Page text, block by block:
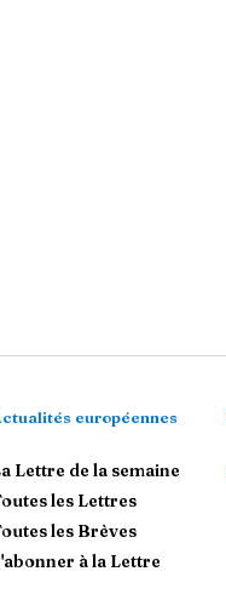
européennes
Lettre de la semaine
les Lettres
les Brèves
à la Lettre